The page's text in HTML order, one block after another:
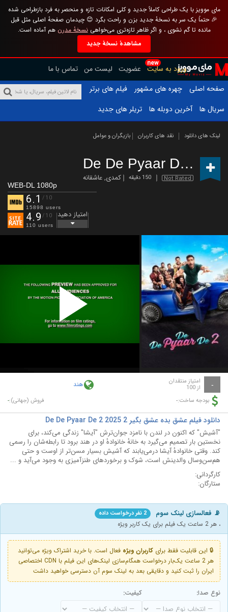
مای موویز با یک طراحی کاملاً جدید و کلی امکانات تازه و منحصر به فرد بازطراحی شده
🎉 حتماً یک سر به نسخهٔ جدید بزن و راحت بگرد 😊 چیدمان صفحهٔ اصلی مثل قبل
مانده تا گم نشوی ، و اگر ظاهر تازه‌تری می‌خواهینسخهٔ مدرن هم آماده است.
مشاهدهٔ نسخهٔ جدید
new
ورود به سایت عضویت لیست من تماس با ما
صفحه اصلی
چهره های مشهور
فیلم های برتر
سریال ها
آخرین دوبله ها تریلر های جدید
لینک های دانلود نقد های کاربران بازیگران و عوامل
De De Pyaar De 2
Not Rated 150 دقیقه کمدی,عاشقانه
WEB-DL 1080p
6.1 /10
15898 users
4.9 /10
110 users
امتیاز دهید
Play
Video
- امتیاز منتقدان
از 100 هند
بودجه ساخت:- فروش (جهانی):-
دانلود فیلم عشق بده عشق بگیر 2 De De Pyaar De 2 2025
"آشیش" که اکنون در لندن با نامزد جوان‌ترش "آیشا" زندگی می‌کند، برای
نخستین بار تصمیم می‌گیرد به خانهٔ خانوادهٔ او در هند برود تا رابطه‌شان را رسمی
کند. وقتی خانوادهٔ آیشا درمی‌یابند که آشیش بسیار مسن‌تر از اوست و حتی
هم‌سن‌وسال والدینش است، شوک و برخوردهای طنزآمیزی به وجود می‌آید و ...
کارگردانی:
ستارگان:
📡 فعالسازی لینک سوم 2 نفر درخواست داده
، هر 2 ساعت یک فیلم برای یک کاربر ویژه
🔒 این قابلیت فقط برای کاربران ویژه فعال است. با خرید اشتراک ویژه می‌توانید
هر 2 ساعت یک‌بار درخواست همگام‌سازی لینک‌های این فیلم با CDN اختصاصی
ایران را ثبت کنید و دقایقی بعد به لینک سوم آن دسترسی خواهید داشت
نوع صدا: کیفیت: